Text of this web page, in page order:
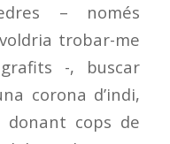
– només
trobar-me
-, buscar
corona d’indi,
donant cops de